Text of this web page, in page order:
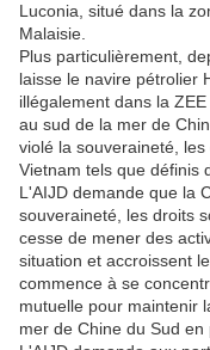
Luconia, situé dans la
Malaisie.
Plus particulièrement,
laisse le navire pétrolier
illégalement dans la
au sud de la mer de
violé la souveraineté,
Vietnam tels que définis
L'AIJD demande que la
souveraineté, les droits
cesse de mener des
situation et accroissent
commence à se
mutuelle pour maintenir
mer de Chine du Sud